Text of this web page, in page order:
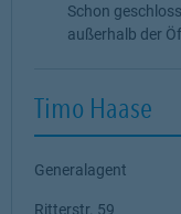
Schon
außerhalb der
Timo Haase
Generalagent
Ritterstr. 59